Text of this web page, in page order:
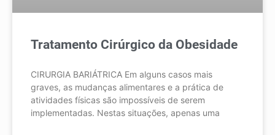
Tratamento Cirúrgico da Obesidade
CIRURGIA BARIÁTRICA Em alguns casos mais
graves, as mudanças alimentares e a prática de
atividades físicas são impossíveis de serem
implementadas. Nestas situações, apenas uma